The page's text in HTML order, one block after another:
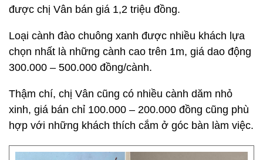
được chị Vân bán giá 1,2 triệu đồng.
Loại cành đào chuông xanh được nhiều khách lựa
chọn nhất là những cành cao trên 1m, giá dao động
300.000 – 500.000 đồng/cành.
Thậm chí, chị Vân cũng có nhiều cành dăm nhỏ
xinh, giá bán chỉ 100.000 – 200.000 đồng cũng phù
hợp với những khách thích cắm ở góc bàn làm việc.